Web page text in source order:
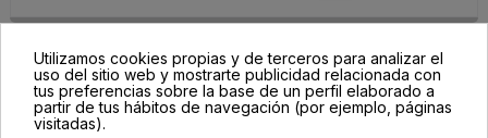
VIN-PPI-BLA
GL Blanco
Utilizamos cookies propias y de terceros para analizar el
uso del sitio web y mostrarte publicidad relacionada con
tus preferencias sobre la base de un perfil elaborado a
partir de tus hábitos de navegación (por ejemplo, páginas
visitadas).